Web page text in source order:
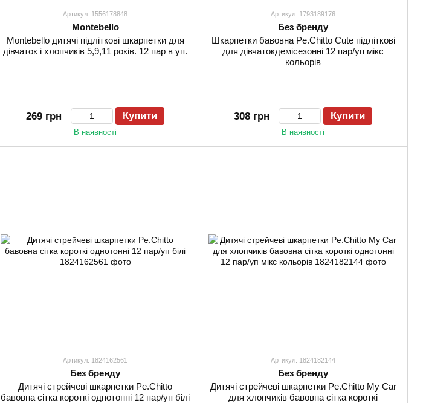
Артикул: 1556178848
Montebello
Montebello дитячі підліткові шкарпетки для
дівчаток і хлопчиків 5,9,11 років. 12 пар в уп.
269 грн Купити
В наявності
Артикул: 1793189176
Без бренду
Шкарпетки бавовна Pe.Chitto Cute підліткові
для дівчатокдемісезонні 12 пар/уп мікс
кольорів
308 грн Купити
В наявності
Артикул: 1824162561
Без бренду
Дитячі стрейчеві шкарпетки Pe.Chitto
бавовна сітка короткі однотонні 12 пар/уп білі
Артикул: 1824182144
Без бренду
Дитячі стрейчеві шкарпетки Pe.Chitto My Car
для хлопчиків бавовна сітка короткі